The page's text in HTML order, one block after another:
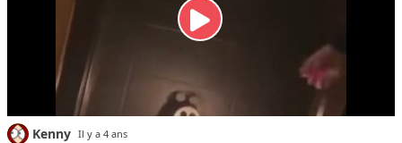
Kenny Il y a 4 ans